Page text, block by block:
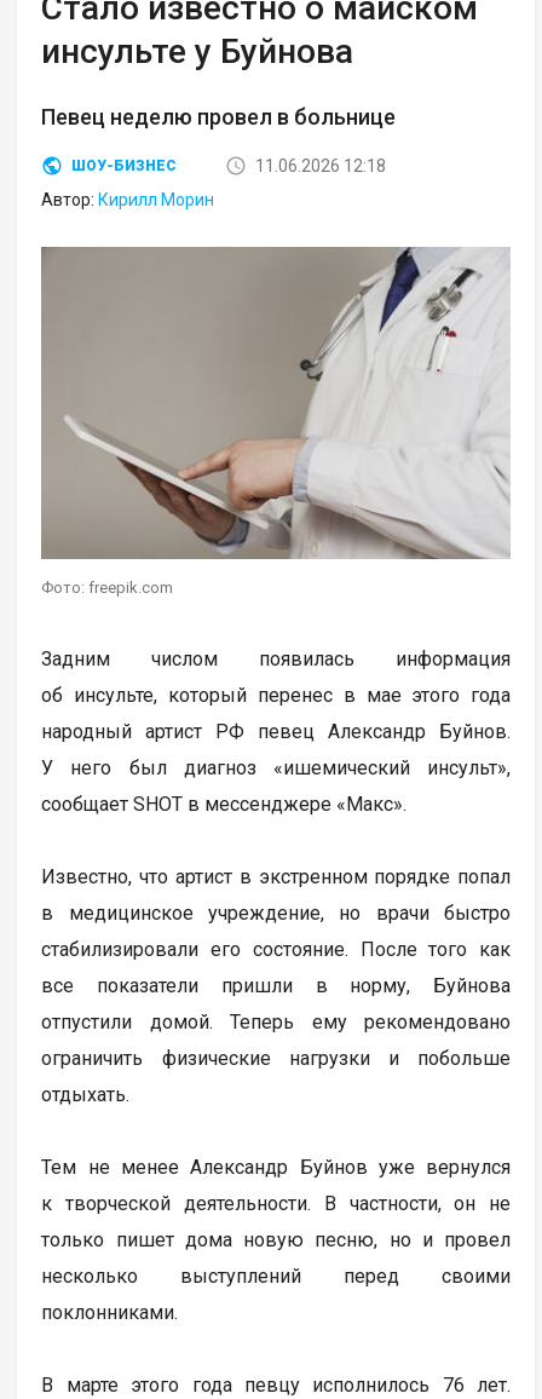
инсульте у Буйнова
Певец неделю провел в больнице
ШОУ-БИЗНЕС
11.06.2026 12:18
Автор: Кирилл Морин
Фото: freepik.com
Задним числом появилась информация
об инсульте, который перенес в мае этого года
народный артист РФ певец Александр Буйнов.
У него был диагноз «ишемический инсульт»,
сообщает SHOT в мессенджере «Макс».
Известно, что артист в экстренном порядке попал
в медицинское учреждение, но врачи быстро
стабилизировали его состояние. После того как
все показатели пришли в норму, Буйнова
отпустили домой. Теперь ему рекомендовано
ограничить физические нагрузки и побольше
отдыхать.
Тем не менее Александр Буйнов уже вернулся
к творческой деятельности. В частности, он не
только пишет дома новую песню, но и провел
несколько выступлений перед своими
поклонниками.
В марте этого года певцу исполнилось 76 лет.